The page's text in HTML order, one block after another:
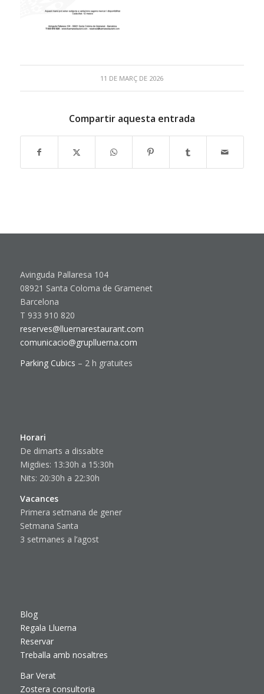
11 DE MARÇ DE 2026
Compartir aquesta entrada
Avinguda Pallaresa 104
08921 Santa Coloma de Gramenet
Barcelona
T 933 910 820
reserves@lluernarestaurant.com
comunicacio@gruplluerna.com
Parking Cubics – 2 h gratuites
Horari
De dimarts a dissabte
Migdies: 13:30h a 15:30h
Nits: 20:30h a 22:30h
Vacances
Primera setmana de gener
Setmana Santa
3 setmanes a l’agost
Blog
Regala Lluerna
Reservar
Treballa amb nosaltres
Bar Verat
Zostera consultoria